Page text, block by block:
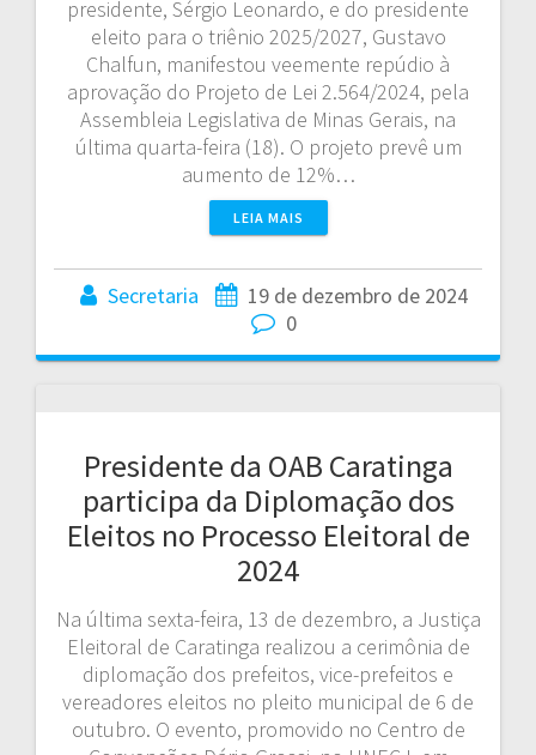
presidente, Sérgio Leonardo, e do presidente
eleito para o triênio 2025/2027, Gustavo
Chalfun, manifestou veemente repúdio à
aprovação do Projeto de Lei 2.564/2024, pela
Assembleia Legislativa de Minas Gerais, na
última quarta-feira (18). O projeto prevê um
aumento de 12%…
LEIA MAIS
Secretaria
19 de dezembro de 2024
0
Presidente da OAB Caratinga
participa da Diplomação dos
Eleitos no Processo Eleitoral de
2024
Na última sexta-feira, 13 de dezembro, a Justiça
Eleitoral de Caratinga realizou a cerimônia de
diplomação dos prefeitos, vice-prefeitos e
vereadores eleitos no pleito municipal de 6 de
outubro. O evento, promovido no Centro de